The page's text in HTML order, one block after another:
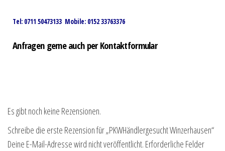
Tel: 0711 50473133 Mobile: 0152 33763376
Anfragen gerne auch per Kontaktformular
Es gibt noch keine Rezensionen.
Schreibe die erste Rezension für „PKWHändlergesucht Winzerhausen“
Deine E-Mail-Adresse wird nicht veröffentlicht. Erforderliche Felder